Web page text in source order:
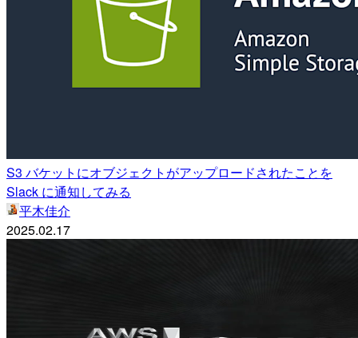
S3 バケットにオブジェクトがアップロードされたことを
Slack に通知してみる
平木佳介
2025.02.17